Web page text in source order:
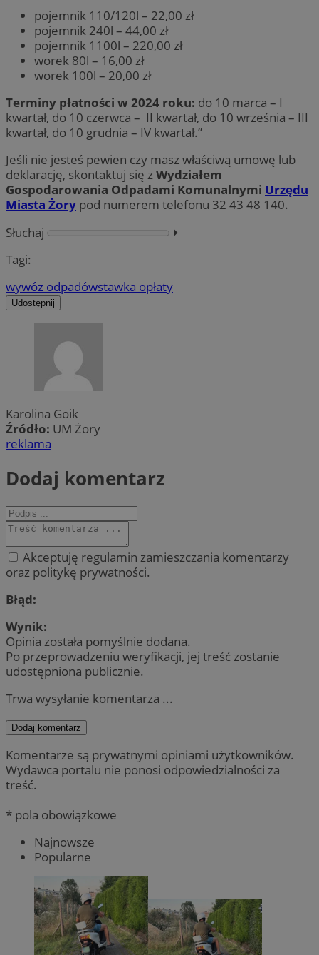
pojemnik 110/120l – 22,00 zł
pojemnik 240l – 44,00 zł
pojemnik 1100l – 220,00 zł
worek 80l – 16,00 zł
worek 100l – 20,00 zł
Terminy płatności w 2024 roku: do 10 marca – I
kwartał, do 10 czerwca – II kwartał, do 10 września – III
kwartał, do 10 grudnia – IV kwartał.”
Jeśli nie jesteś pewien czy masz właściwą umowę lub
deklarację, skontaktuj się zWydziałem
Gospodarowania Odpadami Komunalnymi Urzędu
Miasta Żory pod numerem telefonu 32 43 48 140.
Słuchaj
⏵︎
Tagi:
wywóz odpadówstawka opłaty
Udostępnij
Karolina Goik
Źródło: UM Żory
reklama
Dodaj komentarz
Akceptuję regulamin zamieszczania komentarzy
oraz politykę prywatności.
Błąd:
Wynik:
Opinia została pomyślnie dodana.
Po przeprowadzeniu weryfikacji, jej treść zostanie
udostępniona publicznie.
Trwa wysyłanie komentarza ...
Dodaj komentarz
Komentarze są prywatnymi opiniami użytkowników.
Wydawca portalu nie ponosi odpowiedzialności za
treść.
* pola obowiązkowe
Najnowsze
Popularne